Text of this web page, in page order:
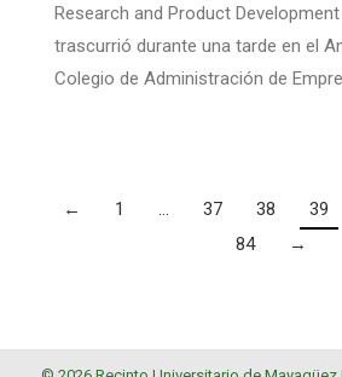
Research and Product
trascurrió durante una tarde en el
Colegio de Administración de
← 1 … 37 38 39
84
→